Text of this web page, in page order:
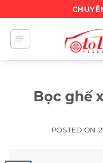
content
Bọc ghế
POSTED ON